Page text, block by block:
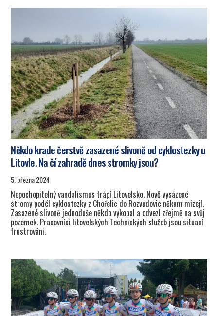
Někdo krade čerstvě zasazené slivoně od cyklostezky u
Litovle. Na čí zahradě dnes stromky jsou?
5. března 2024
Nepochopitelný vandalismus trápí Litovelsko. Nově vysázené
stromy podél cyklostezky z Chořelic do Rozvadovic někam mizejí.
Zasazené slivoně jednoduše někdo vykopal a odvezl zřejmě na svůj
pozemek. Pracovníci litovelských Technických služeb jsou situací
frustrováni.